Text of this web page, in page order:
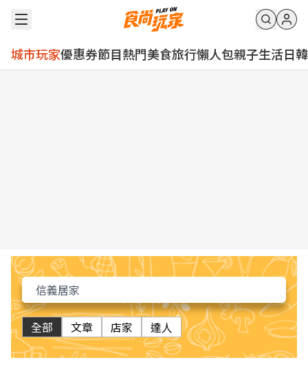
城市玩家優惠券節目熱門美食旅行懶人包親子生活日韓
全部 文章 店家 達人